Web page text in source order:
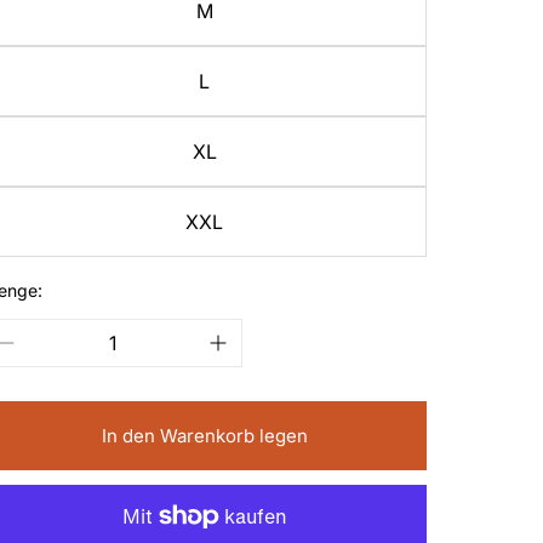
M
L
XL
XXL
In den Warenkorb legen